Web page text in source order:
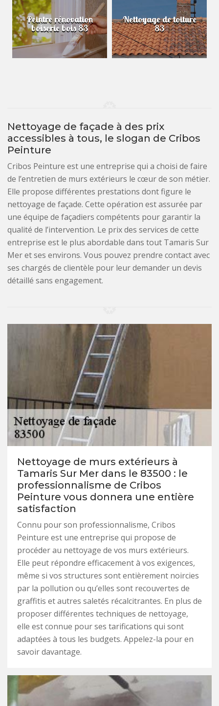
Peintre rénovation
boiserie bois 83
Nettoyage de toiture
83
Nettoyage de façade à des prix
accessibles à tous, le slogan de Cribos
Peinture
Cribos Peinture est une entreprise qui a choisi de faire
de l’entretien de murs extérieurs le cœur de son métier.
Elle propose différentes prestations dont figure le
nettoyage de façade. Cette opération est assurée par
une équipe de façadiers compétents pour garantir la
qualité de l’intervention. Le prix des services de cette
entreprise est le plus abordable dans tout Tamaris Sur
Mer et ses environs. Vous pouvez prendre contact avec
ses chargés de clientèle pour leur demander un devis
détaillé sans engagement.
Nettoyage de murs extérieurs à
Tamaris Sur Mer dans le 83500 : le
professionnalisme de Cribos
Peinture vous donnera une entière
satisfaction
Connu pour son professionnalisme, Cribos
Peinture est une entreprise qui propose de
procéder au nettoyage de vos murs extérieurs.
Elle peut répondre efficacement à vos exigences,
même si vos structures sont entièrement noircies
par la pollution ou qu’elles sont recouvertes de
graffitis et autres saletés récalcitrantes. En plus de
proposer différentes techniques de nettoyage,
elle est connue pour ses tarifications qui sont
adaptées à tous les budgets. Appelez-la pour en
savoir davantage.